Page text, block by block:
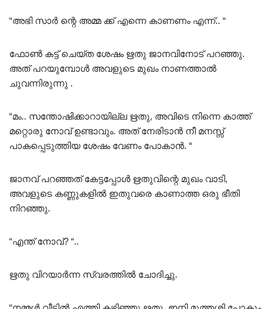
“അഭി സാർ ന്റെ അമ്മ ക്ക് എന്നെ കാണണം എന്ന്.. “
ഫോൺ കട്ട്‌ ചെയ്ത ശേഷം ഋതു ജാനവിനോട് പറഞ്ഞു.
അത് പറയുമ്പോൾ അവളുടെ മുഖം നാണത്താൽ
ചുവന്നിരുന്നു .
“മം.. സന്തോഷിക്കാറായില്ല ഋതു, അവിടെ നിന്നെ കാത്ത്
മറ്റൊരു നോവ് ഉണ്ടാവും. അത് നേരിടാൻ നീ മനസ്സ്
പാകപ്പെടുത്തിയ ശേഷം വേണം പോകാൻ. “
ജാനവ് പറഞ്ഞത് കേട്ടപ്പോൾ ഋതുവിന്റെ മുഖം വാടി,
അവളുടെ കണ്ണുകളിൽ ഇതുവരെ കാണാത്ത ഒരു ഭീതി
നിറഞ്ഞു.
“എന്ത് നോവ്? “..
ഋതു വിറയാർന്ന സ്വരത്തിൽ ചോദിച്ചു.